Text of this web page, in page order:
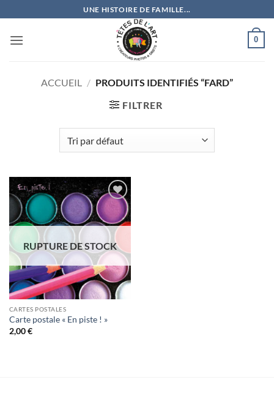
au
contenu
UNE HISTOIRE DE FAMILLE...
0
ACCUEIL / PRODUITS IDENTIFIÉS “FARD”
FILTRER
Ajouter
à la
wishlist
RUPTURE DE STOCK
CARTES POSTALES
Carte postale « En piste ! »
2,00€